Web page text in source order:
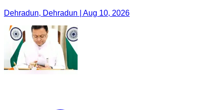
Dehradun, Dehradun | Aug 10, 2026